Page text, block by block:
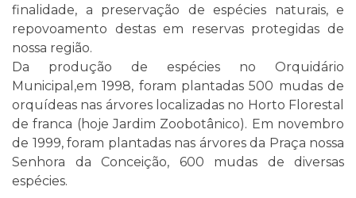
finalidade, a preservação de espécies naturais, e
repovoamento destas em reservas protegidas de
nossa região.
Da produção de espécies no Orquidário
Municipal,em 1998, foram plantadas 500 mudas de
orquídeas nas árvores localizadas no Horto Florestal
de franca (hoje Jardim Zoobotânico). Em novembro
de 1999, foram plantadas nas árvores da Praça nossa
Senhora da Conceição, 600 mudas de diversas
espécies.